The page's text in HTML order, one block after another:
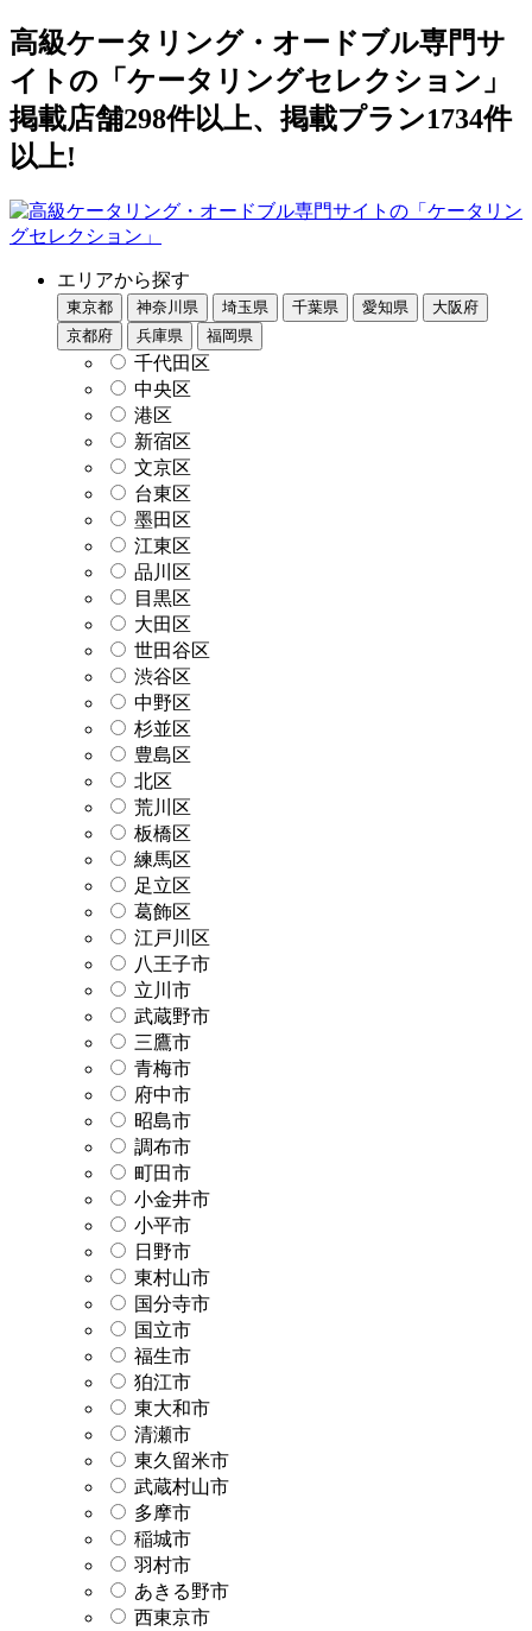
高級ケータリング・オードブル専門サ
イトの「ケータリングセレクション」
掲載店舗298件以上、掲載プラン1734件
以上!
エリアから探す
東京都 神奈川県 埼玉県 千葉県 愛知県
大阪府
京都府
兵庫県 福岡県
千代田区
中央区
港区
新宿区
文京区
台東区
墨田区
江東区
品川区
目黒区
大田区
世田谷区
渋谷区
中野区
杉並区
豊島区
北区
荒川区
板橋区
練馬区
足立区
葛飾区
江戸川区
八王子市
立川市
武蔵野市
三鷹市
青梅市
府中市
昭島市
調布市
町田市
小金井市
小平市
日野市
東村山市
国分寺市
国立市
福生市
狛江市
東大和市
清瀬市
東久留米市
武蔵村山市
多摩市
稲城市
羽村市
あきる野市
西東京市